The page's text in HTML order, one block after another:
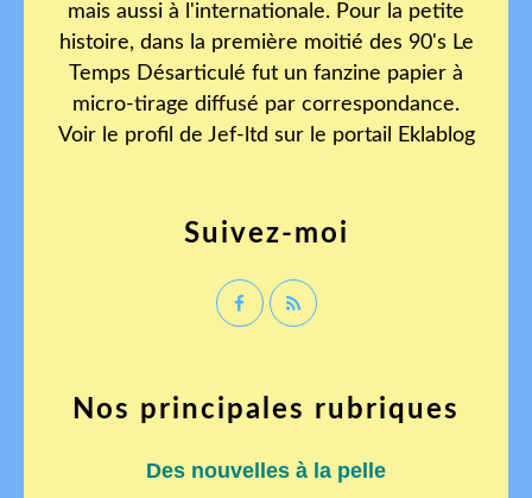
mais aussi à l'internationale. Pour la petite
histoire, dans la première moitié des 90's Le
Temps Désarticulé fut un fanzine papier à
micro-tirage diffusé par correspondance.
Voir le profil de Jef-ltd sur le portail Eklablog
Suivez-moi
Nos principales rubriques
Des nouvelles à la pelle